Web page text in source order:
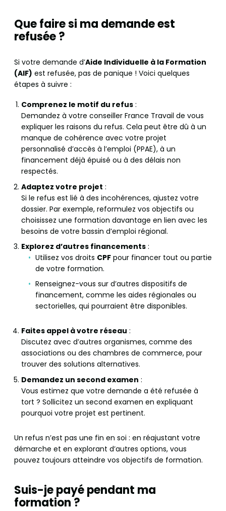
Que faire si ma demande est
refusée ?
Si votre demande d’Aide Individuelle à la Formation
(AIF) est refusée, pas de panique ! Voici quelques
étapes à suivre :
Comprenez le motif du refus :
Demandez à votre conseiller France Travail de vous
expliquer les raisons du refus. Cela peut être dû à un
manque de cohérence avec votre projet
personnalisé d’accès à l’emploi (PPAE), à un
financement déjà épuisé ou à des délais non
respectés.
Adaptez votre projet :
Si le refus est lié à des incohérences, ajustez votre
dossier. Par exemple, reformulez vos objectifs ou
choisissez une formation davantage en lien avec les
besoins de votre bassin d’emploi régional.
Explorez d’autres financements :
Utilisez vos droits CPF pour financer tout ou partie
de votre formation.
Renseignez-vous sur d’autres dispositifs de
financement, comme les aides régionales ou
sectorielles, qui pourraient être disponibles.
Faites appel à votre réseau :
Discutez avec d’autres organismes, comme des
associations ou des chambres de commerce, pour
trouver des solutions alternatives.
Demandez un second examen :
Vous estimez que votre demande a été refusée à
tort ? Sollicitez un second examen en expliquant
pourquoi votre projet est pertinent.
Un refus n’est pas une fin en soi : en réajustant votre
démarche et en explorant d’autres options, vous
pouvez toujours atteindre vos objectifs de formation.
Suis-je payé pendant ma
formation ?